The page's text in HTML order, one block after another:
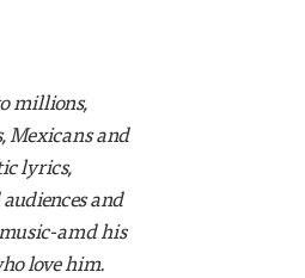
millions,
Mexicans and
lyrics,
and
amd his
love him.